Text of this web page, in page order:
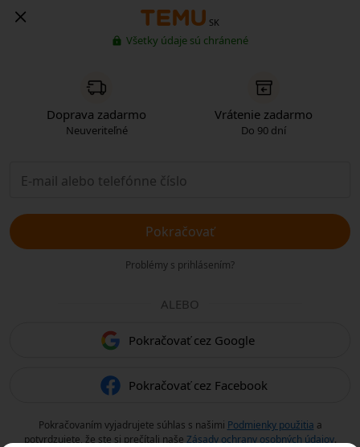
SK
Všetky údaje sú chránené
Doprava zadarmo
Neuveriteľné
Vrátenie zadarmo
Do 90 dní
Pokračovať
Problémy s prihlásením?
ALEBO
Pokračovať cez Google
Pokračovať cez Facebook
Pokračovaním vyjadrujete súhlas s našimi Podmienky použitia a
potvrdzujete, že ste si prečítali naše Zásady ochrany osobných údajov.